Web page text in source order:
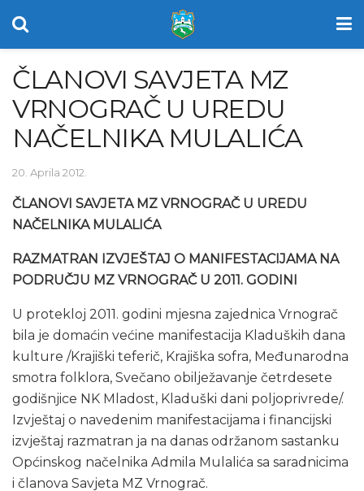
ČLANOVI SAVJETA MZ
VRNOGRAČ U UREDU
NAČELNIKA MULALIĆA
20. Aprila 2012.
ČLANOVI SAVJETA MZ VRNOGRAČ U UREDU
NAČELNIKA MULALIĆA
RAZMATRAN IZVJEŠTAJ O MANIFESTACIJAMA NA
PODRUČJU MZ VRNOGRAČ U 2011. GODINI
U protekloj 2011. godini mjesna zajednica Vrnograč
bila je domaćin većine manifestacija Kladuških dana
kulture /Krajiški teferič, Krajiška sofra, Međunarodna
smotra folklora, Svečano obilježavanje četrdesete
godišnjice NK Mladost, Kladuški dani poljoprivrede/.
Izvještaj o navedenim manifestacijama i financijski
izvještaj razmatran ja na danas održanom sastanku
Općinskog načelnika Admila Mulalića sa saradnicima
i članova Savjeta MZ Vrnograč.